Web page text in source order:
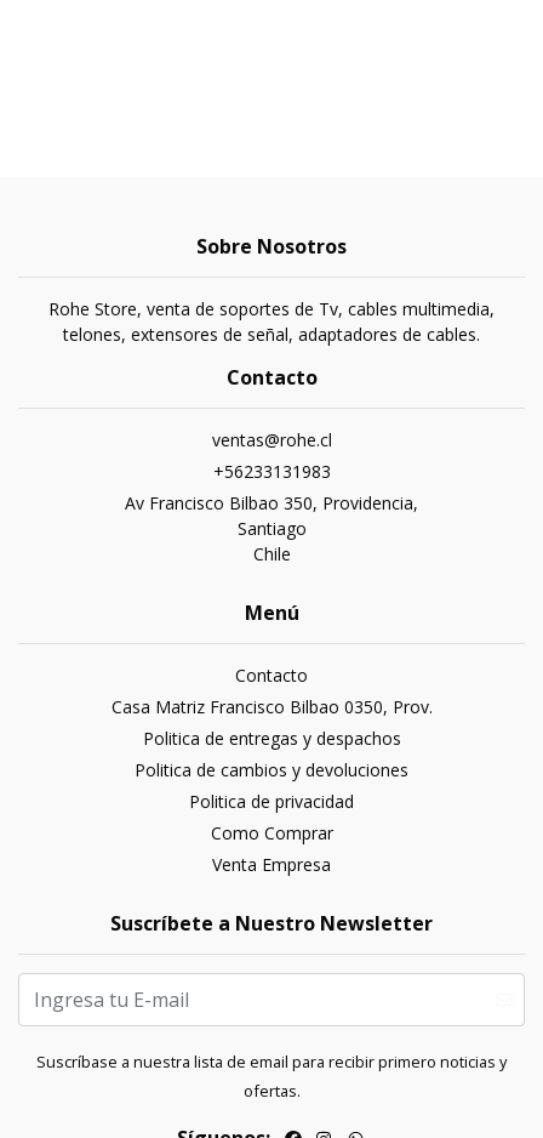
Sobre Nosotros
Rohe Store, venta de soportes de Tv, cables multimedia,
telones, extensores de señal, adaptadores de cables.
Contacto
ventas@rohe.cl
+56233131983
Av Francisco Bilbao 350, Providencia,
Santiago
Chile
Menú
Contacto
Casa Matriz Francisco Bilbao 0350, Prov.
Politica de entregas y despachos
Politica de cambios y devoluciones
Politica de privacidad
Como Comprar
Venta Empresa
Suscríbete a Nuestro Newsletter
Suscríbase a nuestra lista de email para recibir primero noticias y
ofertas.